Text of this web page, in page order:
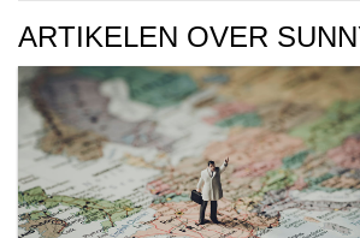
ARTIKELEN OVER